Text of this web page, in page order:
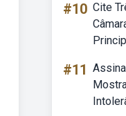
#10 Cite
#11